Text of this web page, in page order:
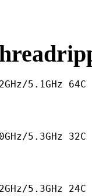
5.1GHz 64C
5.3GHz 32C
5.3GHz 24C